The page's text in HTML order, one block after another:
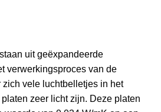
uit geëxpandeerde
verwerkingsproces van de
vele luchtbelletjes in het
zeer licht zijn. Deze platen